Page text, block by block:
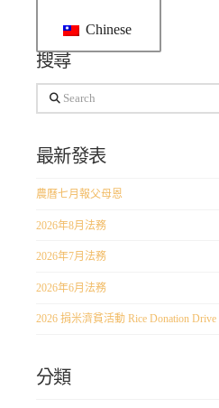
Chinese
搜尋
Search
最新發表
農曆七月報父母恩
2026年8月法務
2026年7月法務
2026年6月法務
2026 捐米濟貧活動 Rice Donation Drive
分類